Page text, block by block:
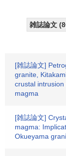
雑誌論文
[雑誌論文]
granite,
crustal
magma
[雑誌論文]
magma:
Okueyama